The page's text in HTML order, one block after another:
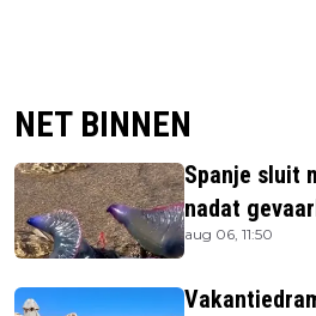
NET BINNEN
Spanje sluit
nadat
aug 06, 11:50